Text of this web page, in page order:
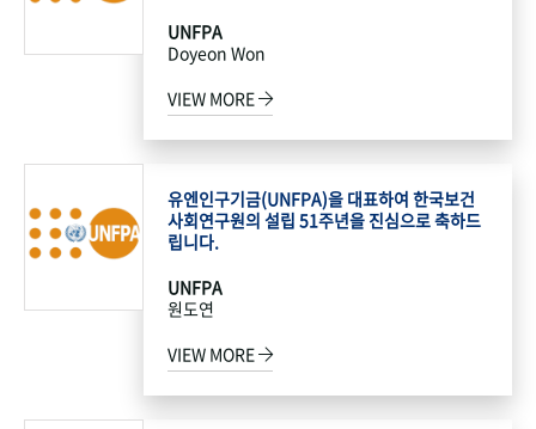
UNFPA
Doyeon Won
VIEW MORE
유엔인구기금(UNFPA)을 대표하여 한국보건
사회연구원의 설립 51주년을 진심으로 축하드
립니다.
UNFPA
원도연
VIEW MORE